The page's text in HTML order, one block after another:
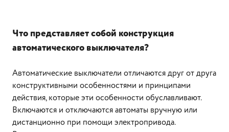
Что представляет собой конструкция
автоматического выключателя?
Автоматические выключатели отличаются друг от друга
конструктивными особенностями и принципами
действия, которые эти особенности обуславливают.
Включаются и отключаются автоматы вручную или
дистанционно при помощи электропривода.